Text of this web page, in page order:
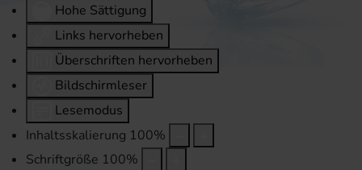
Hohe Sättigung
Links hervorheben
Überschriften hervorheben
Bildschirmleser
Lesemodus
Inhaltsskalierung 100%
Schriftgröße 100%